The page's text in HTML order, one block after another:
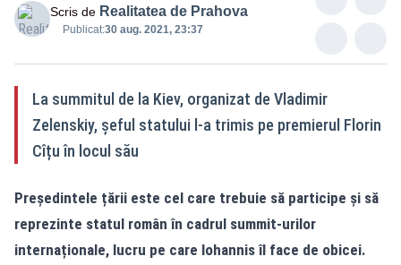
Scris de Realitatea de Prahova
Publicat:30 aug. 2021, 23:37
La summitul de la Kiev, organizat de Vladimir
Zelenskiy, șeful statului l-a trimis pe premierul Florin
Cîțu în locul său
Președintele țării este cel care trebuie să participe și să
reprezinte statul român în cadrul summit-urilor
internaționale, lucru pe care Iohannis îl face de obicei.